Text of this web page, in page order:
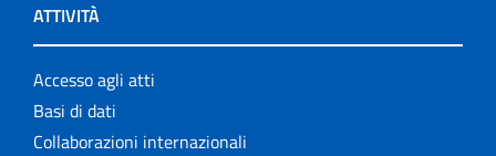
ATTIVITÀ
Accesso agli atti
Basi di dati
Collaborazioni internazionali